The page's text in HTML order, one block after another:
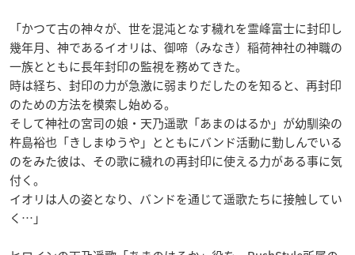
「かつて古の神々が、世を混沌となす穢れを霊峰富士に封印し
幾年月、神であるイオリは、御啼（みなき）稲荷神社の神職の
一族とともに長年封印の監視を務めてきた。
時は経ち、封印の力が急激に弱まりだしたのを知ると、再封印
のための方法を模索し始める。
そして神社の宮司の娘・天乃遥歌「あまのはるか」が幼馴染の
杵島裕也「きしまゆうや」とともにバンド活動に勤しんでいる
のをみた彼は、その歌に穢れの再封印に使える力がある事に気
付く。
イオリは人の姿となり、バンドを通じて遥歌たちに接触してい
く…」